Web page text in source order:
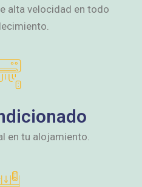
alta velocidad en todo
en tu alojamiento.